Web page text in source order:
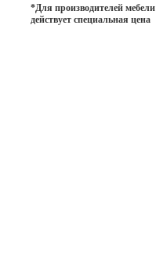
*Для производителей мебели
действует специальная цена